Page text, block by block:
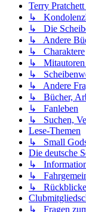
Terry
↳
↳ Die
↳ Andere
↳ Charaktere
↳ Mitautoren
↳
↳ Andere
↳ Bücher,
↳ Fanleben
↳ Suchen,
Lese-Themen
↳ Small
Die deutsche
↳
↳
↳ Rückblicke
↳ Fragen